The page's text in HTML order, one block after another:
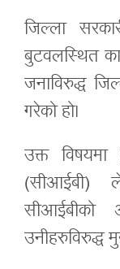
जिल्ला
बुटवलस्थित
जनाविरुद्ध
गरेको हो।
उक्त विषयमा
(सीआईबी)
सीआईबीको
उनीहरुविरुद्ध